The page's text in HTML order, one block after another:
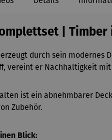
| Timber
durch sein modernes
vereint er Nachhaltigkeit
ist ein abnehmbarer
Zubehör.
Blick: